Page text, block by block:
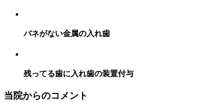
バネがない金属の入れ歯
残ってる歯に入れ歯の装置付与
当院からのコメント